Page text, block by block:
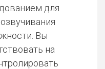
для
Вы
на